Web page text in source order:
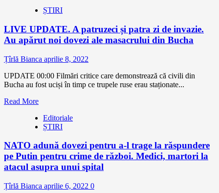
ȘTIRI
LIVE UPDATE. A patruzeci și patra zi de invazie.
Au apărut noi dovezi ale masacrului din Bucha
Țîrlă Bianca aprilie 8, 2022
UPDATE 00:00 Filmări critice care demonstrează că civili din
Bucha au fost uciși în timp ce trupele ruse erau staționate...
Read More
Editoriale
ȘTIRI
NATO adună dovezi pentru a-l trage la răspundere
pe Putin pentru crime de război. Medici, martori la
atacul asupra unui spital
Țîrlă Bianca aprilie 6, 2022 0